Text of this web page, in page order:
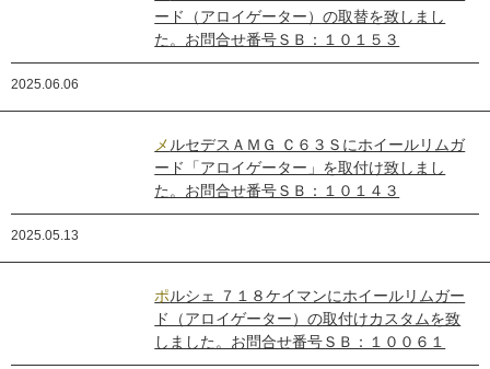
ード（アロイゲーター）の取替を致しまし
た。お問合せ番号ＳＢ：１０１５３
2025.06.06
メルセデスＡＭＧ Ｃ６３Ｓにホイールリムガ
ード「アロイゲーター」を取付け致しまし
た。お問合せ番号ＳＢ：１０１４３
2025.05.13
ポルシェ ７１８ケイマンにホイールリムガー
ド（アロイゲーター）の取付けカスタムを致
しました。お問合せ番号ＳＢ：１００６１